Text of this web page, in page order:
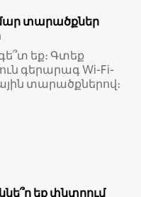
տարածքներ
եք։ Գտեք
գերարագ Wi-Fi-
տարածքներով։
եք փնտրում